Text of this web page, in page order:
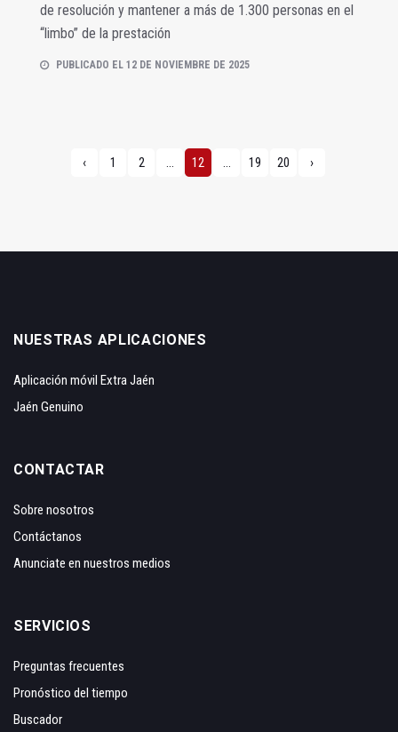
de resolución y mantener a más de 1.300 personas en el
“limbo” de la prestación
PUBLICADO EL 12 DE NOVIEMBRE DE 2025
‹ 1 2 ... 12 ... 19 20 ›
NUESTRAS APLICACIONES
Aplicación móvil Extra Jaén
Jaén Genuino
CONTACTAR
Sobre nosotros
Contáctanos
Anunciate en nuestros medios
SERVICIOS
Preguntas frecuentes
Pronóstico del tiempo
Buscador